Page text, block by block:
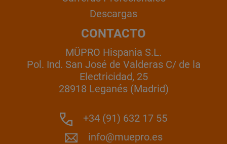
Descargas
CONTACTO
MÜPRO Hispania S.L.
Pol. Ind. San José de Valderas C/ de la
Electricidad, 25
28918 Leganés (Madrid)
+34 (91) 632 17 55
info@muepro.es